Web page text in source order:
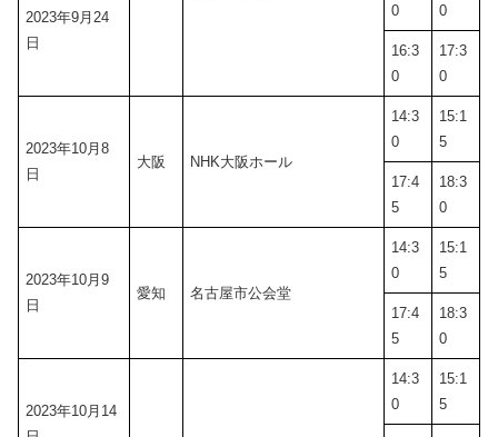
2023年9月24
日
0
0
16:3
0
17:3
0
2023年10月8
日
大阪 NHK大阪ホール
14:3
0
15:1
5
17:4
5
18:3
0
2023年10月9
日
愛知 名古屋市公会堂
14:3
0
15:1
5
17:4
5
18:3
0
2023年10月14
14:3
0
15:1
5